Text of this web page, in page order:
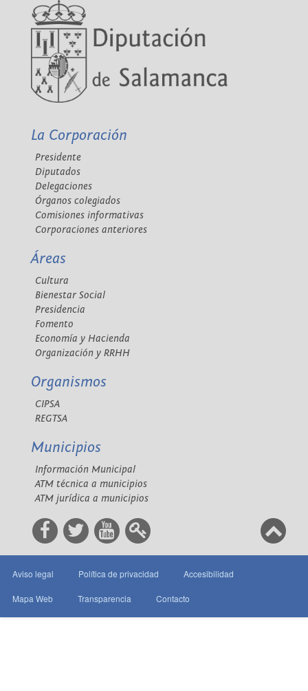
La Corporación
Presidente
Diputados
Delegaciones
Órganos colegiados
Comisiones informativas
Corporaciones anteriores
Áreas
Cultura
Bienestar Social
Presidencia
Fomento
Economía y Hacienda
Organización y RRHH
Organismos
CIPSA
REGTSA
Municipios
Información Municipal
ATM técnica a municipios
ATM jurídica a municipios
Aviso legal Política de privacidad Accesibilidad
Mapa Web Transparencia Contacto